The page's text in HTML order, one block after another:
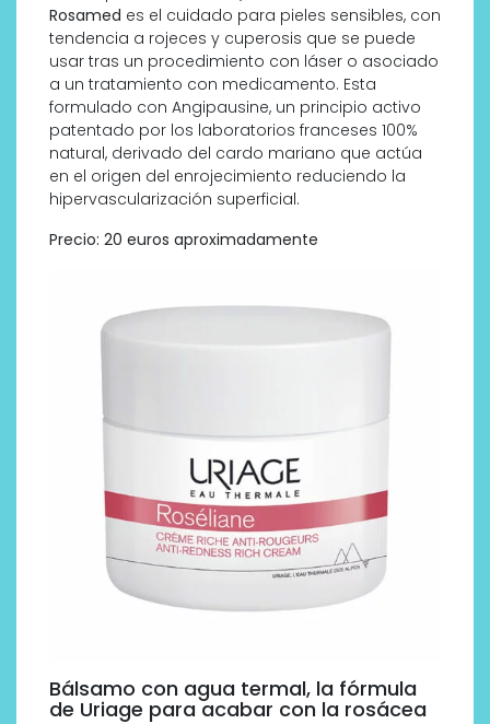
Rosamed es el cuidado para pieles sensibles, con
tendencia a rojeces y cuperosis que se puede
usar tras un procedimiento con láser o asociado
a un tratamiento con medicamento. Esta
formulado con Angipausine, un principio activo
patentado por los laboratorios franceses 100%
natural, derivado del cardo mariano que actúa
en el origen del enrojecimiento reduciendo la
hipervascularización superficial.
Precio: 20 euros aproximadamente
Bálsamo con agua termal, la fórmula
de Uriage para acabar con la rosácea